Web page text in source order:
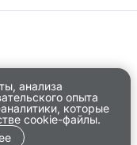
анализа
опыта
которые
cookie-файлы.